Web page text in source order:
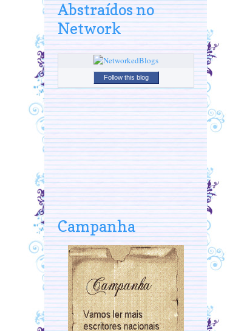
Abstraídos no
Network
Follow this blog
Campanha